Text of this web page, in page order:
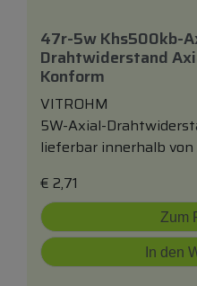
47r-5w Khs500kb-
Drahtwiderstand
Konform
VITROHM
5W-Axial-
lieferbar innerhalb von
€ 2,71
Zum
In den